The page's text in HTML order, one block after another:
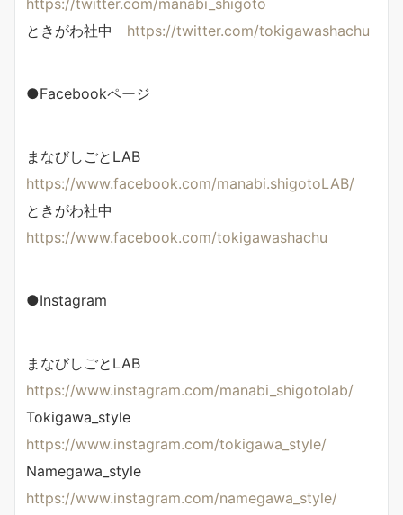
https://twitter.com/manabi_shigoto
ときがわ社中 https://twitter.com/tokigawashachu
●Facebookページ
まなびしごとLAB
https://www.facebook.com/manabi.shigotoLAB/
ときがわ社中
https://www.facebook.com/tokigawashachu
●Instagram
まなびしごとLAB
https://www.instagram.com/manabi_shigotolab/
Tokigawa_style
https://www.instagram.com/tokigawa_style/
Namegawa_style
https://www.instagram.com/namegawa_style/